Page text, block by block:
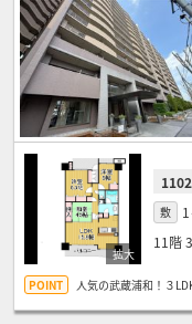
1102
敷
11階
人気の武蔵浦和！３